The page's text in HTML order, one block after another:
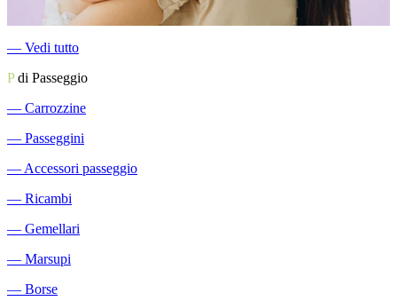
― Vedi tutto
Pdi Passeggio
― Carrozzine
― Passeggini
― Accessori passeggio
― Ricambi
― Gemellari
― Marsupi
― Borse